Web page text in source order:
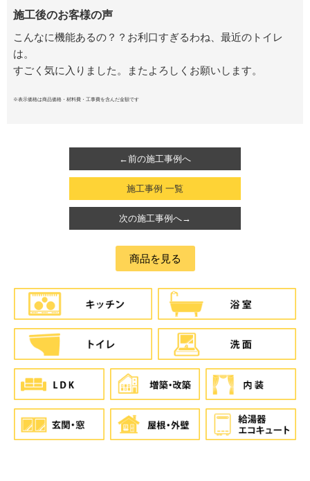
施工後のお客様の声
こんなに機能あるの？？お利口すぎるわね、最近のトイレ
は。
すごく気に入りました。またよろしくお願いします。
※表示価格は商品価格・材料費・工事費を含んだ金額です
←前の施工事例へ
施工事例 一覧
次の施工事例へ→
商品を見る